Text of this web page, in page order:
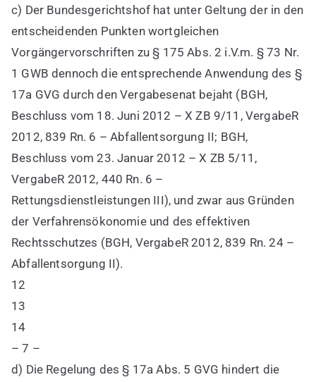
c) Der Bundesgerichtshof hat unter Geltung der in den
entscheidenden Punkten wortgleichen
Vorgängervorschriften zu § 175 Abs. 2 i.V.m. § 73 Nr.
1 GWB dennoch die entsprechende Anwendung des §
17a GVG durch den Vergabesenat bejaht (BGH,
Beschluss vom 18. Juni 2012 – X ZB 9/11, VergabeR
2012, 839 Rn. 6 – Abfallentsorgung II; BGH,
Beschluss vom 23. Januar 2012 – X ZB 5/11,
VergabeR 2012, 440 Rn. 6 –
Rettungsdienstleistungen III), und zwar aus Gründen
der Verfahrensökonomie und des effektiven
Rechtsschutzes (BGH, VergabeR 2012, 839 Rn. 24 –
Abfallentsorgung II).
12
13
14
– 7 –
d) Die Regelung des § 17a Abs. 5 GVG hindert die